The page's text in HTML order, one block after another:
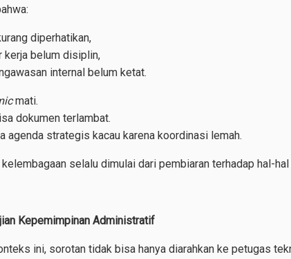
diperhatikan,
kerja belum disiplin,
internal belum ketat.
mati.
dokumen terlambat.
agenda strategis kacau karena koordinasi lemah.
selalu dimulai dari pembiaran terhadap hal-
Kepemimpinan Administratif
ini, sorotan tidak bisa hanya diarahkan ke petugas